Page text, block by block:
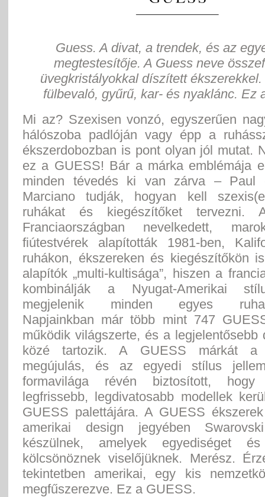
Guess. A divat, a trendek, és az
megtestesítője. A Guess neve
üvegkristályokkal díszített
fülbevaló, gyűrű, kar- és nyaklánc. Ez
Mi az? Szexisen vonzó, egyszerűen
hálószoba padlóján vagy épp a
ékszerdobozban is pont olyan jól mutat.
ez a GUESS! Bár a márka emblémája
minden tévedés ki van zárva – Paul
Marciano tudják, hogyan kell
ruhákat és kiegészítőket tervezni.
Franciaországban nevelkedett,
fiútestvérek alapították 1981-ben,
ruhákon, ékszereken és kiegészítőkön
alapítók „multi-kultisága”, hiszen a
kombinálják a Nyugat-Amerikai
megjelenik minden egyes
Napjainkban már több mint 747
működik világszerte, és a legjelentősebb
közé tartozik. A GUESS márkát a
megújulás, és az egyedi stílus
formavilága révén biztosított,
legfrissebb, legdivatosabb modellek
GUESS palettájára. A GUESS
amerikai design jegyében
készülnek, amelyek egyediséget
kölcsönöznek viselőjüknek. Merész.
tekintetben amerikai, egy kis
megfűszerezve. Ez a GUESS.